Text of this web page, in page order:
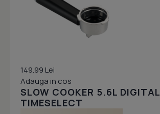
149.99 Lei
Adauga in cos
SLOW COOKER 5.6L DIGITAL
TIMESELECT